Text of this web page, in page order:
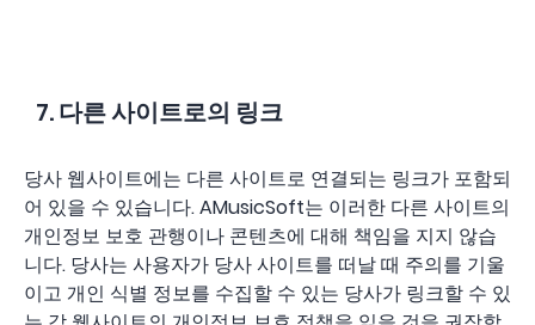
7. 다른 사이트로의 링크
당사 웹사이트에는 다른 사이트로 연결되는 링크가 포함되
어 있을 수 있습니다. AMusicSoft는 이러한 다른 사이트의
개인정보 보호 관행이나 콘텐츠에 대해 책임을 지지 않습
니다. 당사는 사용자가 당사 사이트를 떠날 때 주의를 기울
이고 개인 식별 정보를 수집할 수 있는 당사가 링크할 수 있